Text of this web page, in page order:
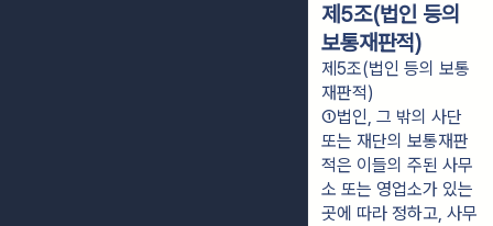
제5조(법인 등의
보통재판적)
제5조(법인 등의 보통
재판적)
①법인, 그 밖의 사단
또는 재단의 보통재판
적은 이들의 주된 사무
소 또는 영업소가 있는
곳에 따라 정하고, 사무